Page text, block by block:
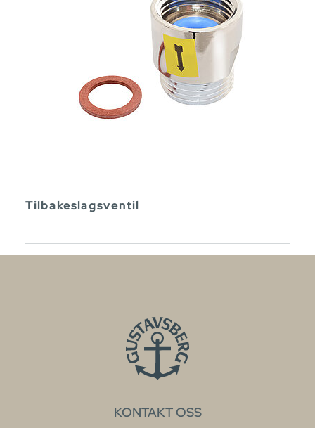
Tilbakeslagsventil
KONTAKT OSS